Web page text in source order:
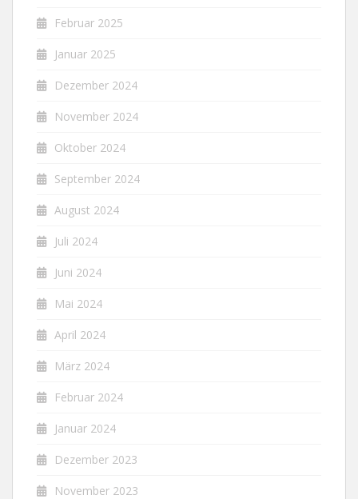
Februar 2025
Januar 2025
Dezember 2024
November 2024
Oktober 2024
September 2024
August 2024
Juli 2024
Juni 2024
Mai 2024
April 2024
März 2024
Februar 2024
Januar 2024
Dezember 2023
November 2023